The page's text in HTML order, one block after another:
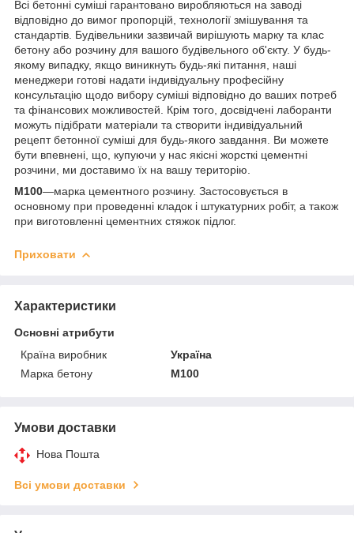
Всі бетонні суміші гарантовано виробляються на заводі
відповідно до вимог пропорцій, технології змішування та
стандартів. Будівельники зазвичай вирішують марку та клас
бетону або розчину для вашого будівельного об'єкту. У будь-
якому випадку, якщо виникнуть будь-які питання, наші
менеджери готові надати індивідуальну професійну
консультацію щодо вибору суміші відповідно до ваших потреб
та фінансових можливостей. Крім того, досвідчені лаборанти
можуть підібрати матеріали та створити індивідуальний
рецепт бетонної суміші для будь-якого завдання. Ви можете
бути впевнені, що, купуючи у нас якісні жорсткі цементні
розчини, ми доставимо їх на вашу територію.
М100—марка цементного розчину. Застосовується в
основному при проведенні кладок і штукатурних робіт, а також
при виготовленні цементних стяжок підлог.
Приховати
Характеристики
Основні атрибути
Країна виробник
Україна
Марка бетону
М100
Умови доставки
Нова Пошта
Всі умови доставки